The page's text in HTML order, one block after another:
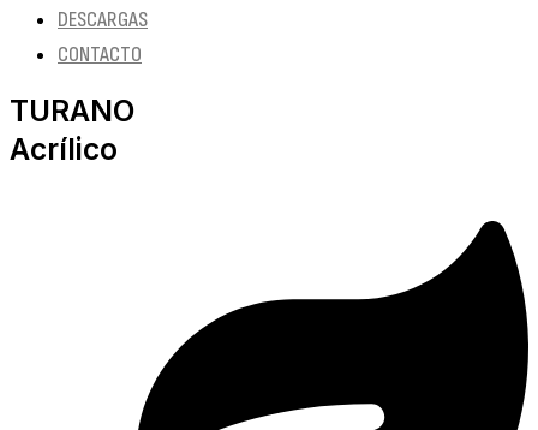
DESCARGAS
CONTACTO
TURANO
Acrílico